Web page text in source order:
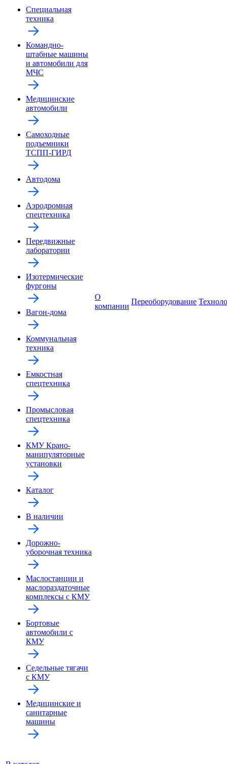
Специальная
техника
Командно-
штабные машины
и автомобили для
МЧС
Медицинские
автомобили
Самоходные
подъемники
ТСПП-ГИРД
Автодома
Аэродромная
спецтехника
Передвижные
лаборатории
Изотермические
фургоны
Вагон-дома
Коммунальная
техника
Емкостная
спецтехника
Промысловая
спецтехника
КМУ Крано-
манипуляторные
установки
Каталог
В наличии
Дорожно-
уборочная техника
Маслостанции и
маслораздаточные
комплексы с КМУ
Бортовые
автомобили с
КМУ
Седельные тягачи
с КМУ
Медицинские и
санитарные
машины
О
компании
Переоборудование